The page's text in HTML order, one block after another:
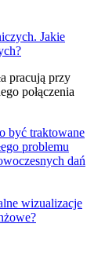
pracują przy
połączenia
być traktowane
problemu
dań
wizualizacje